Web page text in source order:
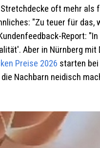
oft mehr
"Zu teuer für
Report: "In
Aber in Nürnberg
Preise 2026 starten bei
Nachbarn neidisch